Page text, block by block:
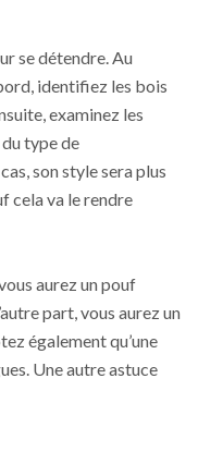
se détendre. Au
identifiez les bois
examinez les
type de
son style sera plus
cela va le rendre
aurez un pouf
part, vous aurez un
également qu’une
Une autre astuce